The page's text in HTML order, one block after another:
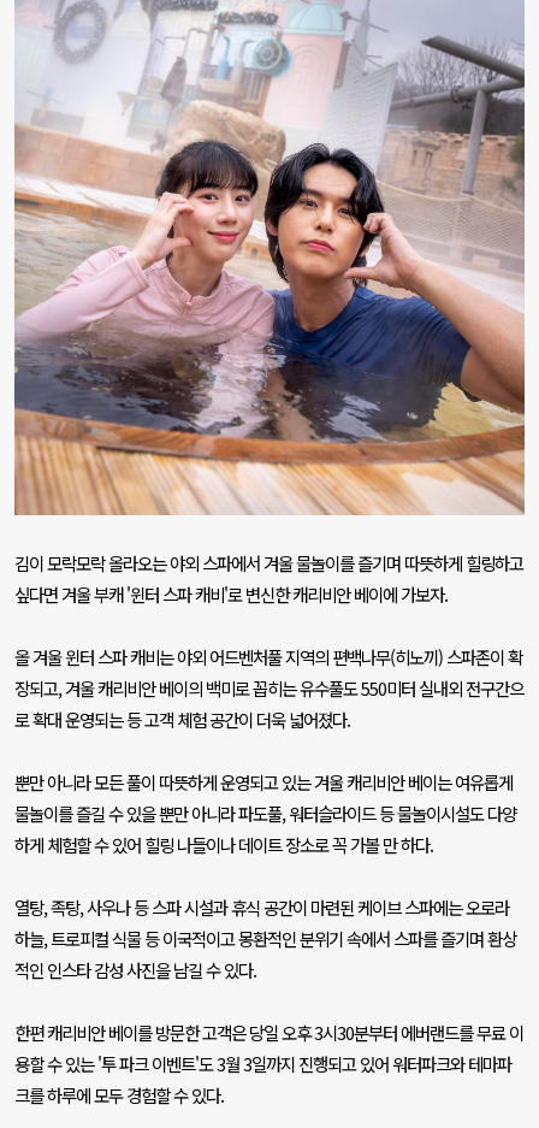
김이 모락모락 올라오는 야외 스파에서 겨울 물놀이를 즐기며 따뜻하게 힐링하고
싶다면 겨울 부캐'윈터 스파 캐비'로 변신한 캐리비안 베이에 가보자.
올 겨울 윈터 스파 캐비는 야외 어드벤처풀 지역의 편백나무(히노끼)스파존이 확
장되고,겨울 캐리비안 베이의 백미로 꼽히는 유수풀도550미터 실내외 전구간으
로 확대 운영되는 등 고객 체험 공간이 더욱 넓어졌다.
뿐만 아니라 모든 풀이 따뜻하게 운영되고 있는 겨울 캐리비안 베이는 여유롭게
물놀이를 즐길 수 있을 뿐만 아니라 파도풀,워터슬라이드 등 물놀이시설도 다양
하게 체험할 수 있어 힐링 나들이나 데이트 장소로 꼭 가볼 만 하다.
열탕,족탕,사우나 등 스파 시설과 휴식 공간이 마련된 케이브 스파에는 오로라
하늘,트로피컬 식물 등 이국적이고 몽환적인 분위기 속에서 스파를 즐기며 환상
적인 인스타 감성 사진을 남길 수 있다.
한편 캐리비안 베이를 방문한 고객은 당일 오후3시30분부터 에버랜드를 무료 이
용할 수 있는'투 파크 이벤트'도3월3일까지 진행되고 있어 워터파크와 테마파
크를 하루에 모두 경험할 수 있다.